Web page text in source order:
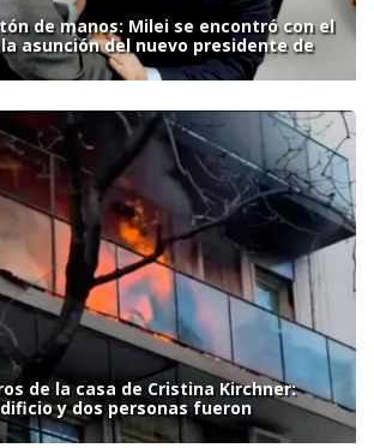
de manos: Milei se encontró con el
asunción del nuevo presidente de
de la casa de Cristina Kirchner:
y dos personas fueron